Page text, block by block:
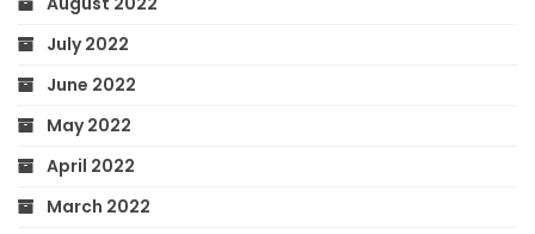
July 2022
June 2022
May 2022
April 2022
March 2022